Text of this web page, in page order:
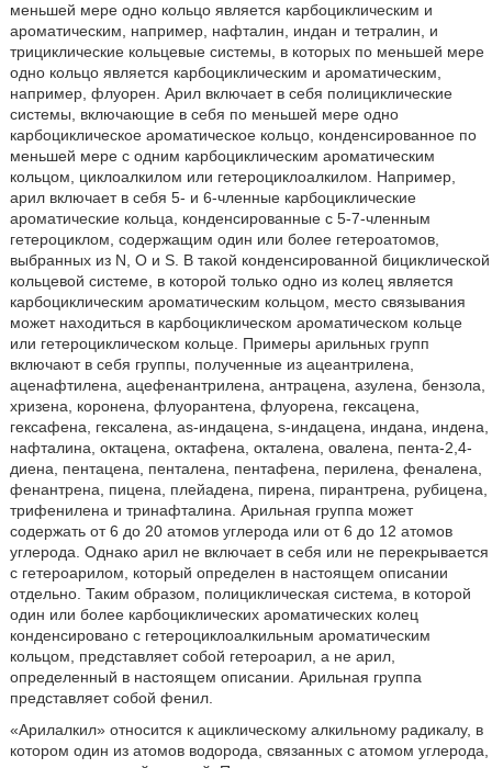
меньшей мере одно кольцо является карбоциклическим и
ароматическим, например, нафталин, индан и тетралин, и
трициклические кольцевые системы, в которых по меньшей мере
одно кольцо является карбоциклическим и ароматическим,
например, флуорен. Арил включает в себя полициклические
системы, включающие в себя по меньшей мере одно
карбоциклическое ароматическое кольцо, конденсированное по
меньшей мере с одним карбоциклическим ароматическим
кольцом, циклоалкилом или гетероциклоалкилом. Например,
арил включает в себя 5- и 6-членные карбоциклические
ароматические кольца, конденсированные с 5-7-членным
гетероциклом, содержащим один или более гетероатомов,
выбранных из N, O и S. В такой конденсированной бициклической
кольцевой системе, в которой только одно из колец является
карбоциклическим ароматическим кольцом, место связывания
может находиться в карбоциклическом ароматическом кольце
или гетероциклическом кольце. Примеры арильных групп
включают в себя группы, полученные из ацеантрилена,
аценафтилена, ацефенантрилена, антрацена, азулена, бензола,
хризена, коронена, флуорантена, флуорена, гексацена,
гексафена, гексалена, as-индацена, s-индацена, индана, индена,
нафталина, октацена, октафена, окталена, овалена, пента-2,4-
диена, пентацена, пенталена, пентафена, перилена, феналена,
фенантрена, пицена, плейадена, пирена, пирантрена, рубицена,
трифенилена и тринафталина. Арильная группа может
содержать от 6 до 20 атомов углерода или от 6 до 12 атомов
углерода. Однако арил не включает в себя или не перекрывается
с гетероарилом, который определен в настоящем описании
отдельно. Таким образом, полициклическая система, в которой
один или более карбоциклических ароматических колец
конденсировано с гетероциклоалкильным ароматическим
кольцом, представляет собой гетероарил, а не арил,
определенный в настоящем описании. Арильная группа
представляет собой фенил.
«Арилалкил» относится к ациклическому алкильному радикалу, в
котором один из атомов водорода, связанных с атомом углерода,